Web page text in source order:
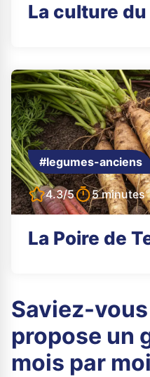
La culture
#legumes-anciens
4.3/5 5 minutes
La Poire de
Saviez-
propose un
mois par